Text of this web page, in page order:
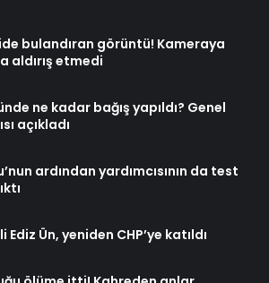
bulandıran görüntü! Kameraya
aldırış etmedi
ne kadar bağış yapıldı? Genel
açıkladı
ardından yardımcısının da test
Ün, yeniden CHP’ye katıldı